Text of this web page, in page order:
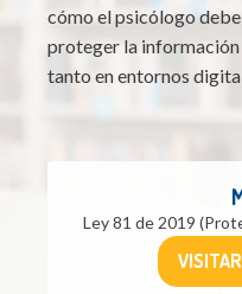
cómo el psicólogo
proteger la información
tanto en entornos
Ley 81 de 2019